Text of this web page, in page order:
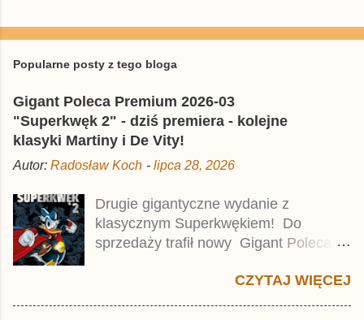
e
i
j
o
m
e
t
a
r
z
Popularne posty z tego bloga
Gigant Poleca Premium 2026-03
"Superkwęk 2" - dziś premiera - kolejne
klasyki Martiny i De Vity!
Autor: Radosław Koch - lipca 28, 2026
Drugie gigantyczne wydanie z
klasycznym Superkwękiem! Do
sprzedaży trafił nowy Gigant Poleca
Jest to kolejny 624-stronicowy tom z
najstarszymi historiami o kaczym
CZYTAJ WIĘCEJ